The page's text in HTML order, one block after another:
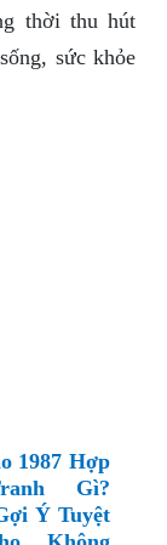
thời thu hút
sức khỏe
1987 Hợp
Gì?
Ý Tuyệt